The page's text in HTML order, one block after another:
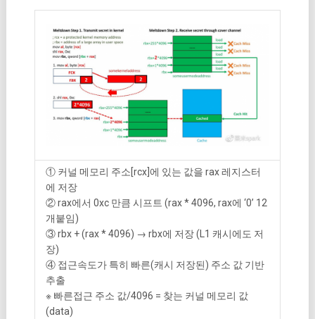
① 커널 메모리 주소[rcx]에 있는 값을 rax 레지스터
에 저장
② rax에서 0xc 만큼 시프트 (rax * 4096, rax에 ‘0’ 12
개붙임)
③ rbx + (rax * 4096) → rbx에 저장 (L1 캐시에도 저
장)
④ 접근속도가 특히 빠른(캐시 저장된) 주소 값 기반
추출
※ 빠른접근 주소 값/4096 = 찾는 커널 메모리 값
(data)